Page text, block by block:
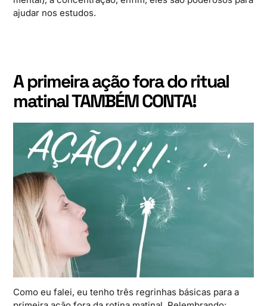
ajudar nos estudos.
A primeira ação fora do ritual
matinal TAMBÉM CONTA!
Como eu falei, eu tenho três regrinhas básicas para a